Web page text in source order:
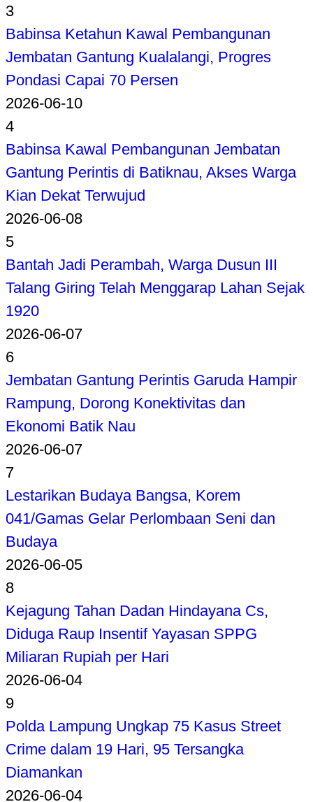
3
Babinsa Ketahun Kawal Pembangunan
Jembatan Gantung Kualalangi, Progres
Pondasi Capai 70 Persen
2026-06-10
4
Babinsa Kawal Pembangunan Jembatan
Gantung Perintis di Batiknau, Akses Warga
Kian Dekat Terwujud
2026-06-08
5
Bantah Jadi Perambah, Warga Dusun III
Talang Giring Telah Menggarap Lahan Sejak
1920
2026-06-07
6
Jembatan Gantung Perintis Garuda Hampir
Rampung, Dorong Konektivitas dan
Ekonomi Batik Nau
2026-06-07
7
Lestarikan Budaya Bangsa, Korem
041/Gamas Gelar Perlombaan Seni dan
Budaya
2026-06-05
8
Kejagung Tahan Dadan Hindayana Cs,
Diduga Raup Insentif Yayasan SPPG
Miliaran Rupiah per Hari
2026-06-04
9
Polda Lampung Ungkap 75 Kasus Street
Crime dalam 19 Hari, 95 Tersangka
Diamankan
2026-06-04